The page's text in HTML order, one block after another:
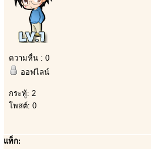
ความหื่น : 0
ออฟไลน์
กระทู้: 2
โพสต์: 0
แท็ก: